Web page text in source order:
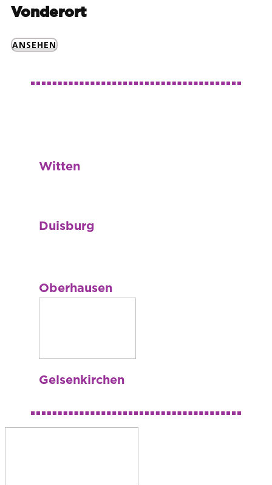
Vonderort
ANSEHEN
Witten
Duisburg
Oberhausen
Gelsenkirchen